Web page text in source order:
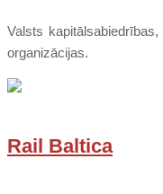
Valsts
organizācijas.
Rail Baltica